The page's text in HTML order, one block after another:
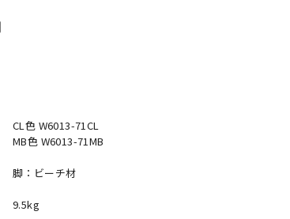
CL色 W6013-71CL
MB色 W6013-71MB
脚：ビーチ材
9.5kg